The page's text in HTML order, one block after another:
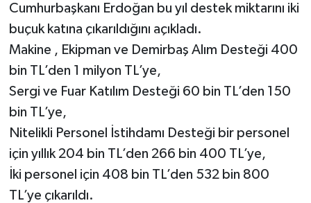
Cumhurbaşkanı Erdoğan bu yıl destek miktarını iki
buçuk katına çıkarıldığını açıkladı.
Makine , Ekipman ve Demirbaş Alım Desteği 400
bin TL’den 1 milyon TL’ye,
Sergi ve Fuar Katılım Desteği 60 bin TL’den 150
bin TL’ye,
Nitelikli Personel İstihdamı Desteği bir personel
için yıllık 204 bin TL’den 266 bin 400 TL’ye,
İki personel için 408 bin TL’den 532 bin 800
TL’ye çıkarıldı.